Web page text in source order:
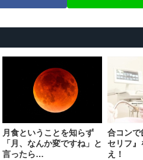
月食ということを知らず
「月、なんか変ですね」と
言ったら…
合コンで
セリフ
え！